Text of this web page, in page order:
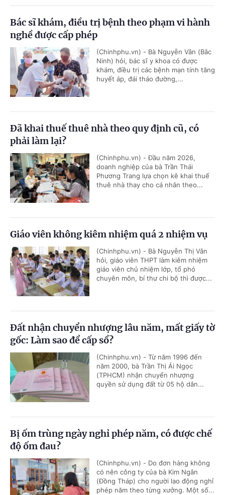
Bác sĩ khám, điều trị bệnh theo phạm vi hành
nghề được cấp phép
(Chinhphu.vn) - Bà Nguyễn Vân (Bắc
Ninh) hỏi, bác sĩ y khoa có được
khám, điều trị các bệnh mạn tính tăng
huyết áp, đái tháo đường,...
Đã khai thuế thuê nhà theo quy định cũ, có
phải làm lại?
(Chinhphu.vn) - Đầu năm 2026,
doanh nghiệp của bà Trần Thái
Phương Trang lựa chọn kê khai thuế
thuê nhà thay cho cá nhân theo...
Giáo viên không kiêm nhiệm quá 2 nhiệm vụ
(Chinhphu.vn) - Bà Nguyễn Thị Vân
hỏi, giáo viên THPT làm kiêm nhiệm
giáo viên chủ nhiệm lớp, tổ phó
chuyên môn, bí thư chi bộ thì được...
Đất nhận chuyển nhượng lâu năm, mất giấy tờ
gốc: Làm sao để cấp sổ?
(Chinhphu.vn) - Từ năm 1996 đến
năm 2000, bà Trần Thị Ái Ngọc
(TPHCM) nhận chuyển nhượng
quyền sử dụng đất từ 05 hộ dân...
Bị ốm trùng ngày nghỉ phép năm, có được chế
độ ốm đau?
(Chinhphu.vn) - Do đơn hàng không
có nên công ty của bà Kim Ngân
(Đồng Tháp) cho người lao động nghỉ
phép năm theo từng xưởng. Một số...